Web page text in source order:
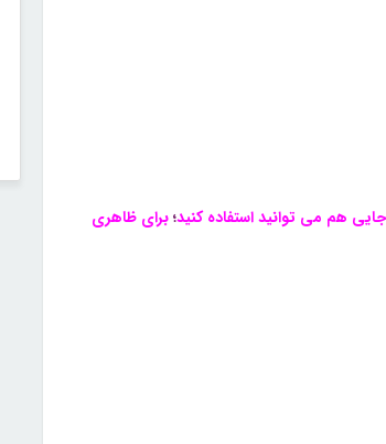
هم می توانید استفاده کنید؛برای ظاهری